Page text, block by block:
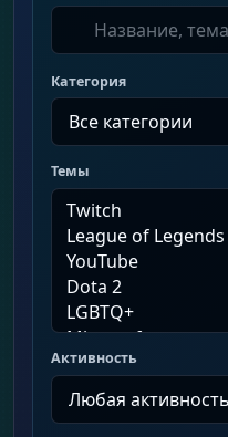
Категория
Темы
Активность